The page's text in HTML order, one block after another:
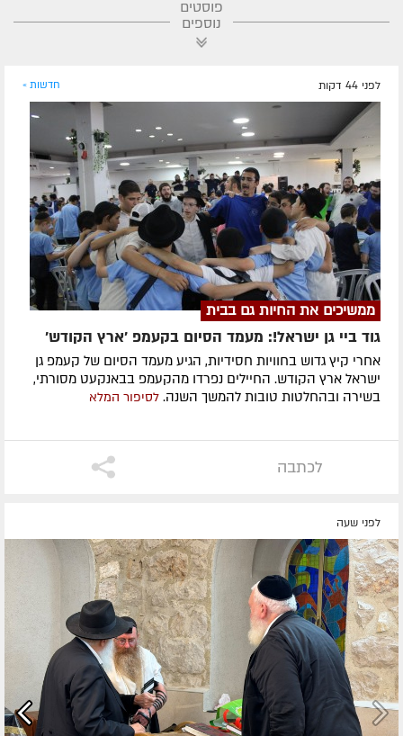
פוסטים
נוספים
לפני 44 דקות חדשות »
ממשיכים את החיות גם בבית
גוד ביי גן ישראל!: מעמד הסיום בקעמפ 'ארץ הקודש'
אחרי קיץ גדוש בחוויות חסידיות, הגיע מעמד הסיום של קעמפ גן
ישראל ארץ הקודש. החיילים נפרדו מהקעמפ בבאנקעט מסורתי,
בשירה ובהחלטות טובות להמשך השנה. לסיפור המלא
לכתבה
לפני שעה